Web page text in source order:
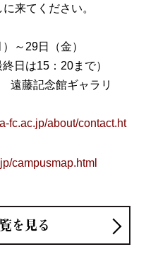
来てください。
～29日（金）
日は15：20まで）
藤記念館ギャラリ
fc.ac.jp/about/contact.ht
campusmap.html
を見る